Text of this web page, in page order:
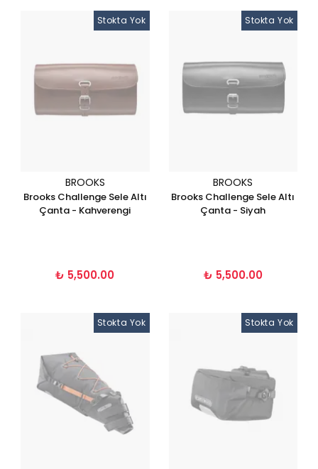
Stokta Yok
BROOKS
Brooks Challenge Sele Altı
Çanta - Kahverengi
₺ 5,500.00
Stokta Yok
BROOKS
Brooks Challenge Sele Altı
Çanta - Siyah
₺ 5,500.00
Stokta Yok Stokta Yok